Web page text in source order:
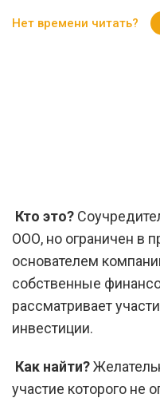
Нет времени читать?
Кто это?
ООО, но ограничен в
основателем
собственные
рассматривает
инвестиции.
Как найти?
участие которого не